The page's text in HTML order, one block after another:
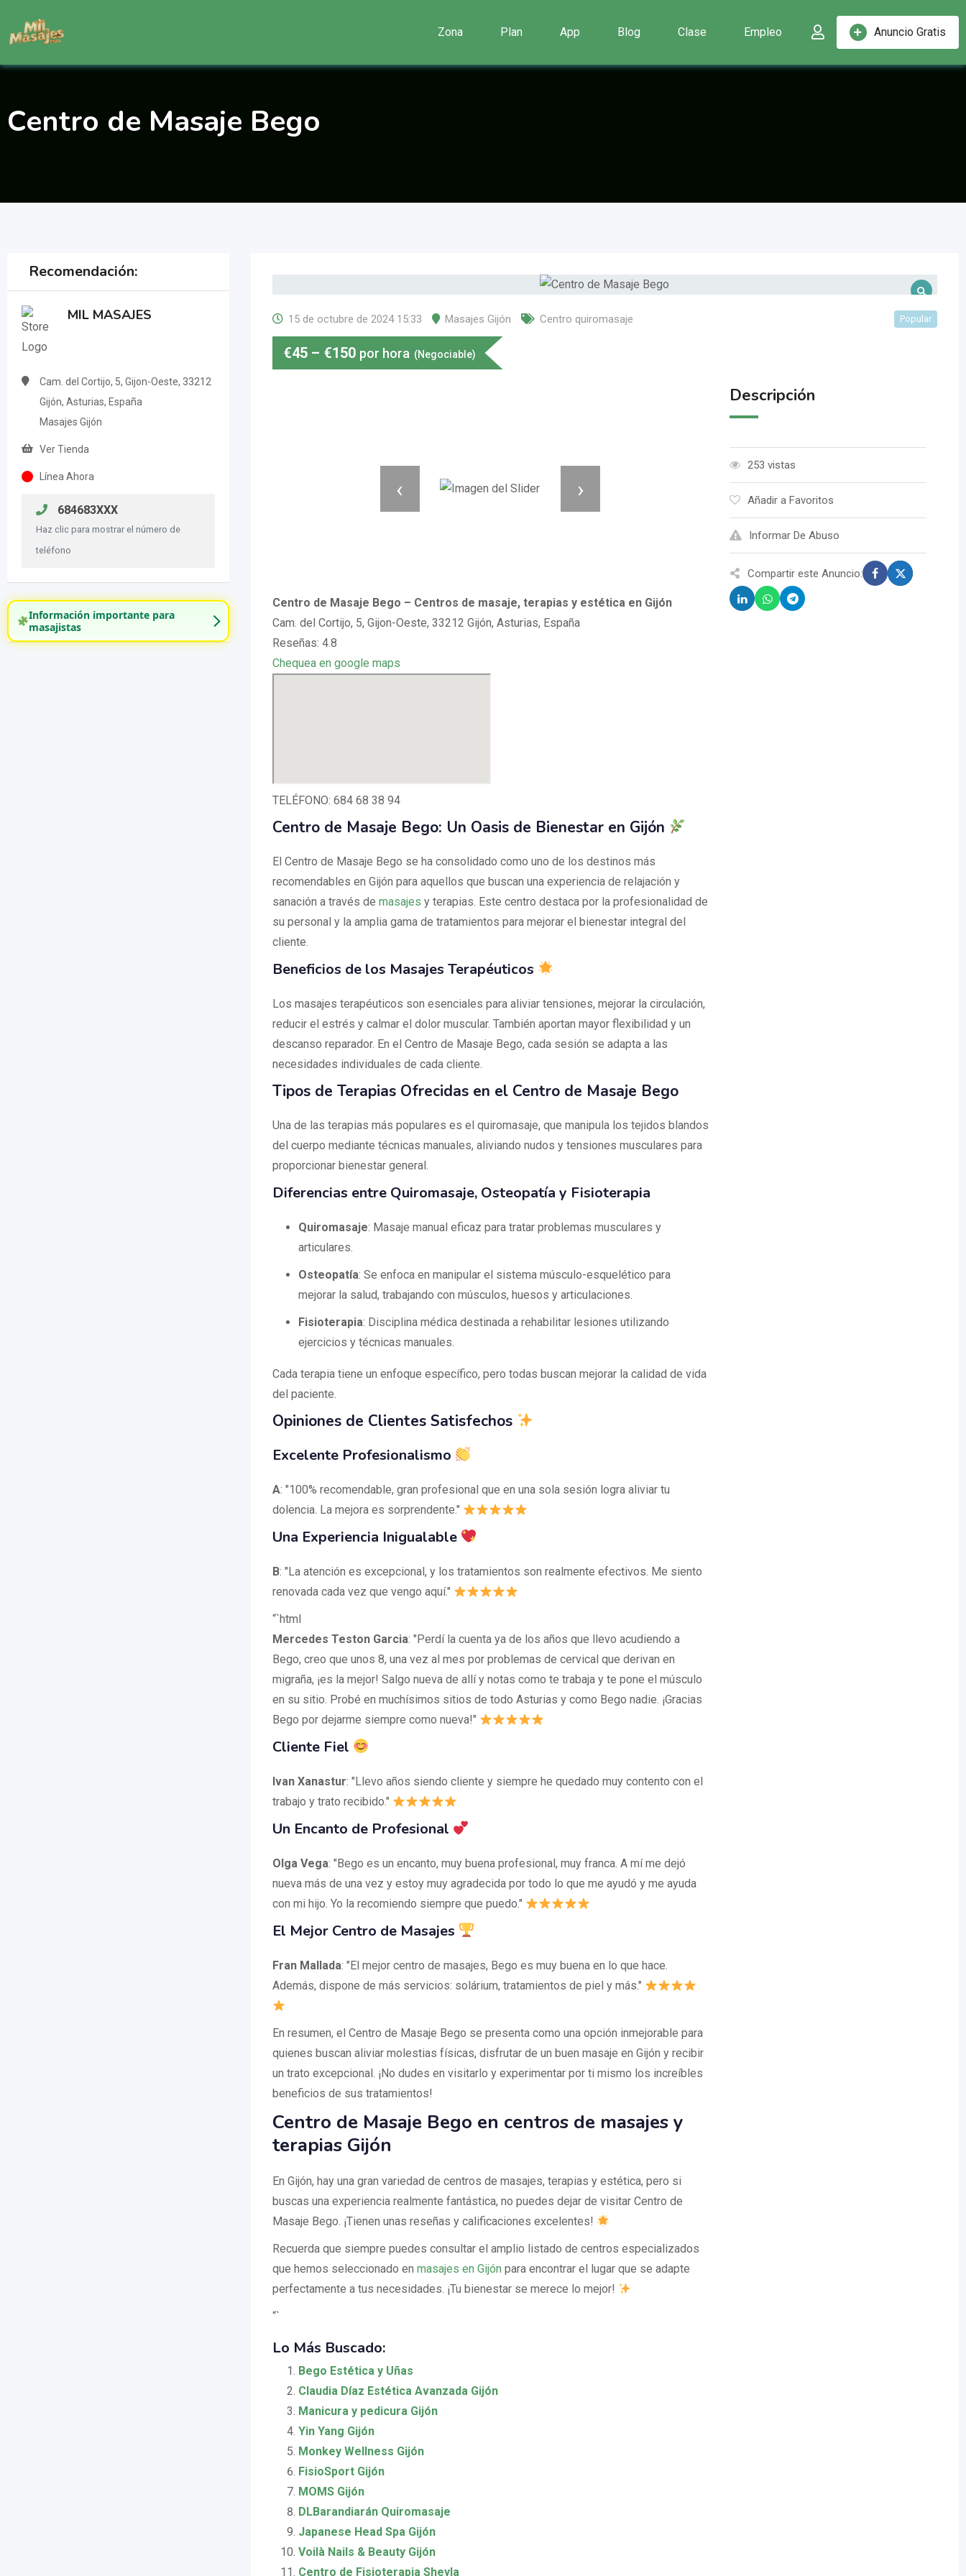
contenido
Anuncio Gratis
Zona Plan App Blog Clase Empleo
Centro de Masaje Bego
Recomendación:
MIL MASAJES
Cam. del Cortijo, 5, Gijon-Oeste, 33212
Gijón, Asturias, España
Masajes Gijón
Ver Tienda
Línea Ahora
684683XXX
Haz clic para mostrar el número de
teléfono
Información importante para
masajistas
15 de octubre de 2024 15:33 Masajes Gijón Centro quiromasaje Popular
€45 – €150 por hora (Negociable)
‹ ›
Centro de Masaje Bego – Centros de masaje, terapias y estética en Gijón
Cam. del Cortijo, 5, Gijon-Oeste, 33212 Gijón, Asturias, España
Reseñas: 4.8
Chequea en google maps
TELÉFONO: 684 68 38 94
Centro de Masaje Bego: Un Oasis de Bienestar en Gijón
El Centro de Masaje Bego se ha consolidado como uno de los destinos más
recomendables en Gijón para aquellos que buscan una experiencia de relajación y
sanación a través de masajes y terapias. Este centro destaca por la profesionalidad de
su personal y la amplia gama de tratamientos para mejorar el bienestar integral del
cliente.
Beneficios de los Masajes Terapéuticos
Los masajes terapéuticos son esenciales para aliviar tensiones, mejorar la circulación,
reducir el estrés y calmar el dolor muscular. También aportan mayor flexibilidad y un
descanso reparador. En el Centro de Masaje Bego, cada sesión se adapta a las
necesidades individuales de cada cliente.
Tipos de Terapias Ofrecidas en el Centro de Masaje Bego
Una de las terapias más populares es el quiromasaje, que manipula los tejidos blandos
del cuerpo mediante técnicas manuales, aliviando nudos y tensiones musculares para
proporcionar bienestar general.
Diferencias entre Quiromasaje, Osteopatía y Fisioterapia
Quiromasaje: Masaje manual eficaz para tratar problemas musculares y
articulares.
Osteopatía: Se enfoca en manipular el sistema músculo-esquelético para
mejorar la salud, trabajando con músculos, huesos y articulaciones.
Fisioterapia: Disciplina médica destinada a rehabilitar lesiones utilizando
ejercicios y técnicas manuales.
Cada terapia tiene un enfoque específico, pero todas buscan mejorar la calidad de vida
del paciente.
Opiniones de Clientes Satisfechos
Excelente Profesionalismo
A: "100% recomendable, gran profesional que en una sola sesión logra aliviar tu
dolencia. La mejora es sorprendente."
Una Experiencia Inigualable
B: "La atención es excepcional, y los tratamientos son realmente efectivos. Me siento
renovada cada vez que vengo aquí."
“`html
Mercedes Teston Garcia: "Perdí la cuenta ya de los años que llevo acudiendo a
Bego, creo que unos 8, una vez al mes por problemas de cervical que derivan en
migraña, ¡es la mejor! Salgo nueva de allí y notas como te trabaja y te pone el músculo
en su sitio. Probé en muchísimos sitios de todo Asturias y como Bego nadie. ¡Gracias
Bego por dejarme siempre como nueva!"
Cliente Fiel
Ivan Xanastur: "Llevo años siendo cliente y siempre he quedado muy contento con el
trabajo y trato recibido."
Un Encanto de Profesional
Olga Vega: "Bego es un encanto, muy buena profesional, muy franca. A mí me dejó
nueva más de una vez y estoy muy agradecida por todo lo que me ayudó y me ayuda
con mi hijo. Yo la recomiendo siempre que puedo."
El Mejor Centro de Masajes
Fran Mallada: "El mejor centro de masajes, Bego es muy buena en lo que hace.
Además, dispone de más servicios: solárium, tratamientos de piel y más."
En resumen, el Centro de Masaje Bego se presenta como una opción inmejorable para
quienes buscan aliviar molestias físicas, disfrutar de un buen masaje en Gijón y recibir
un trato excepcional. ¡No dudes en visitarlo y experimentar por ti mismo los increíbles
beneficios de sus tratamientos!
Centro de Masaje Bego en centros de masajes y
terapias Gijón
En Gijón, hay una gran variedad de centros de masajes, terapias y estética, pero si
buscas una experiencia realmente fantástica, no puedes dejar de visitar Centro de
Masaje Bego. ¡Tienen unas reseñas y calificaciones excelentes!
Recuerda que siempre puedes consultar el amplio listado de centros especializados
que hemos seleccionado en masajes en Gijón para encontrar el lugar que se adapte
perfectamente a tus necesidades. ¡Tu bienestar se merece lo mejor!
“`
Lo Más Buscado:
Bego Estética y Uñas
Claudia Díaz Estética Avanzada Gijón
Manicura y pedicura Gijón
Yin Yang Gijón
Monkey Wellness Gijón
FisioSport Gijón
MOMS Gijón
DLBarandiarán Quiromasaje
Japanese Head Spa Gijón
Voilà Nails & Beauty Gijón
Centro de Fisioterapia Sheyla
Descripción
253 vistas
Añadir a Favoritos
Informar De Abuso
Compartir este Anuncio: